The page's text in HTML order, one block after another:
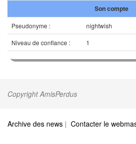
Son compte
Pseudonyme :
nightwish
Niveau de confiance :
1
Copyright AmisPerdus
Archive des news | Contacter le